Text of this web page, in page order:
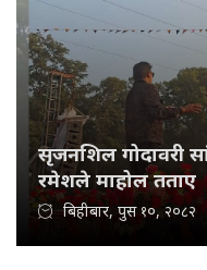
सृजनशिल गोदावरी
रमेशले माहोल तताए
बिहीबार, पुस १०, २०८२